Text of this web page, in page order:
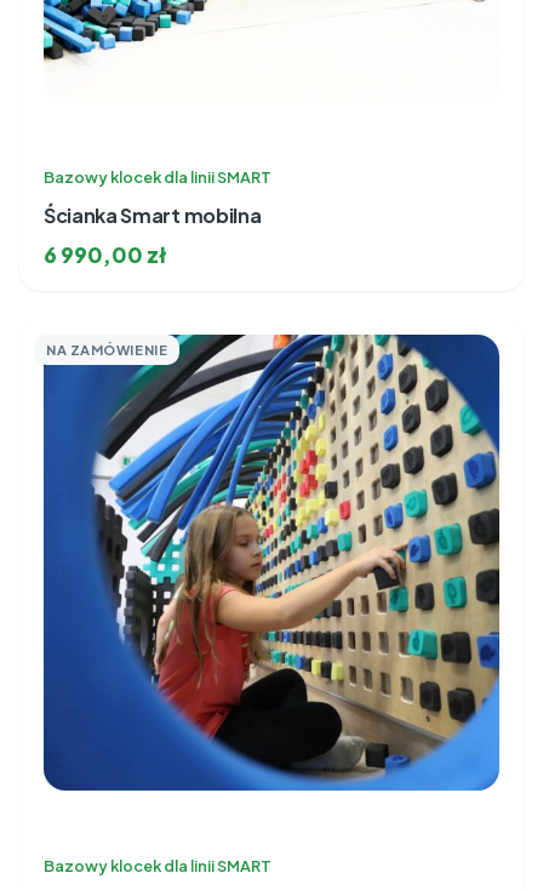
Bazowy klocek dla linii SMART
Ścianka Smart mobilna
6 990,00 zł
NA ZAMÓWIENIE
Bazowy klocek dla linii SMART